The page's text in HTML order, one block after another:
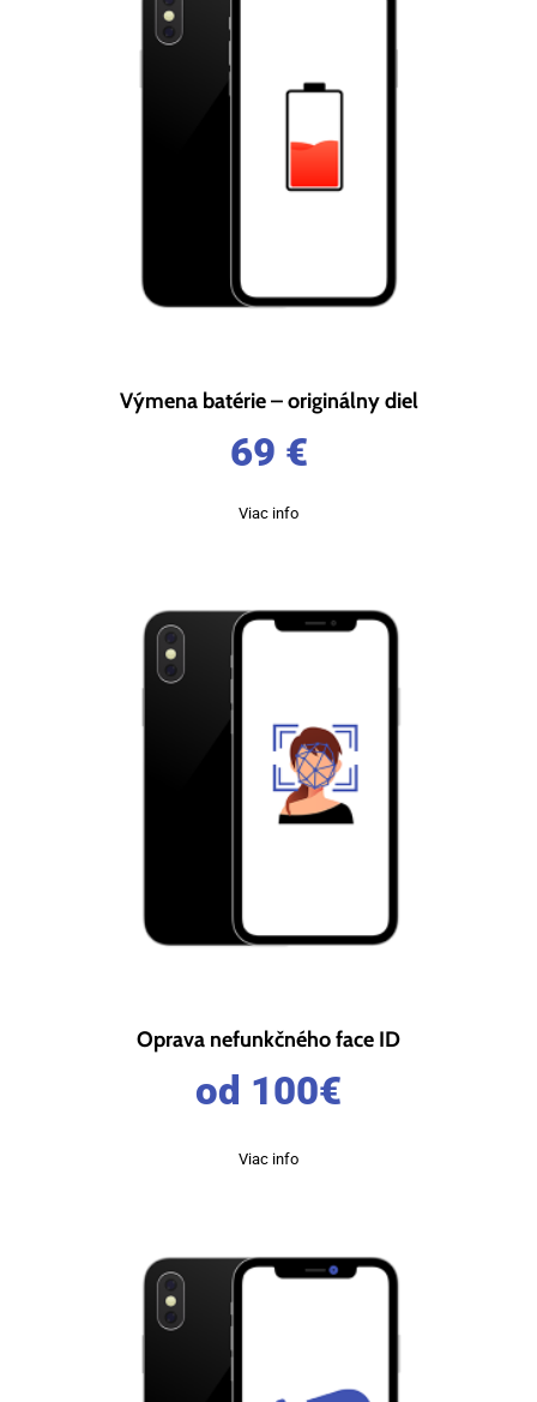
Výmena batérie – originálny diel
69 €
Viac info
Oprava nefunkčného face ID
od 100€
Viac info